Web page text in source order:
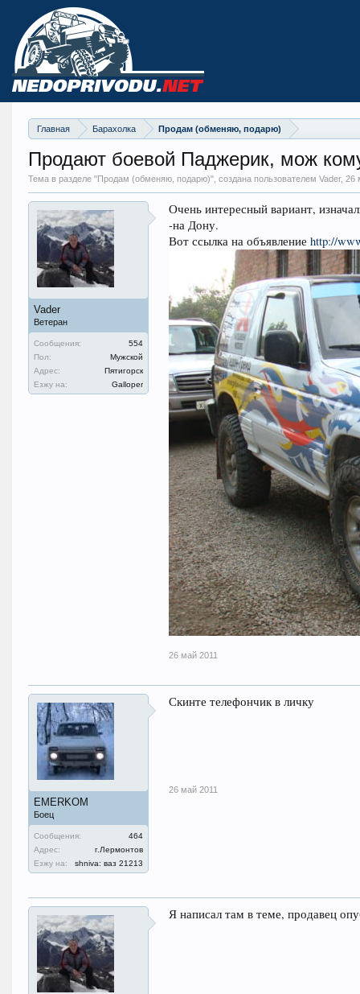
Главная Барахолка Продам (обменяю, подарю)
Продают боевой Паджерик, мож
Тема в разделе "Продам (обменяю, подарю)", создана пользователем Vader, 26
Vader
Ветеран
Сообщения:
554
Пол:
Мужской
Адрес:
Пятигорск
Езжу на:
Galloper
Очень интересный вариант,
-на Дону.
Вот ссылка на объявление http://
26 май 2011
EMERKOM
Боец
Сообщения:
464
Адрес:
г.Лермонтов
Езжу на:
shniva: ваз 21213
Скинте телефончик в личку
26 май 2011
Я написал там в теме, продавец